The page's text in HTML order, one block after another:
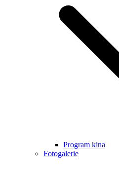
Program kina
Fotogalerie